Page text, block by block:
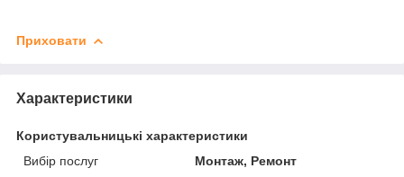
Приховати
Характеристики
Користувальницькі характеристики
Вибір послуг
Монтаж, Ремонт